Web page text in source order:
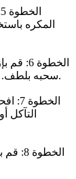
المكره
سحبه بلطف. إذا كانت المكره عالقة، فاستخدم أداة سحب لإزالتها.
التآكل